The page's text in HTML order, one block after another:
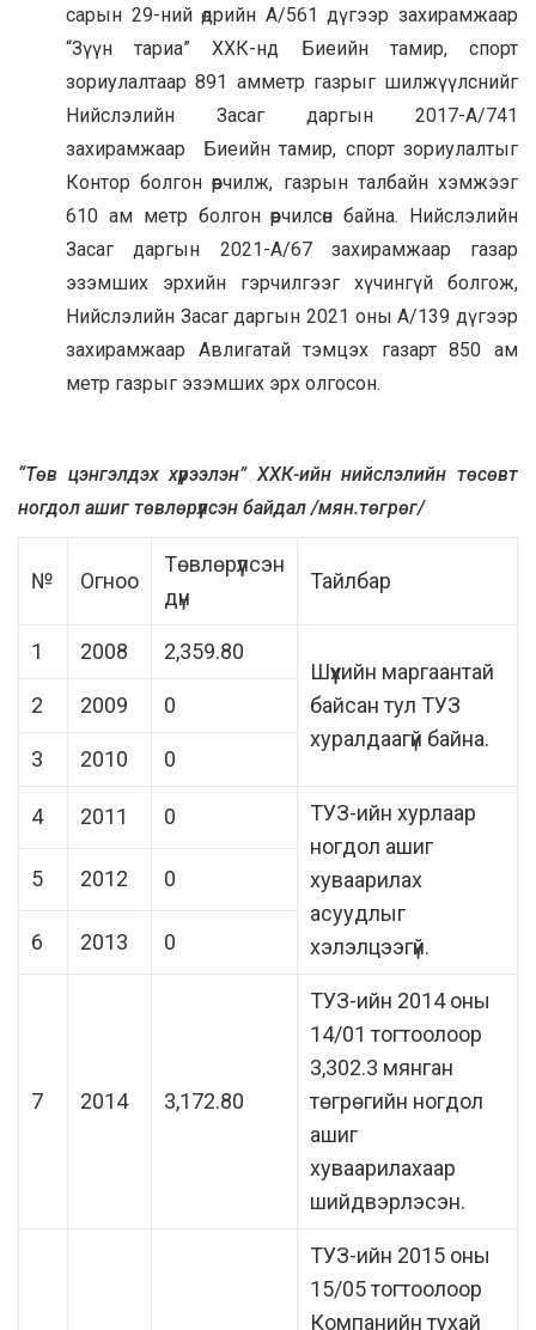
сарын 29-ний өдрийн А/561 дүгээр захирамжаар
“Зүүн тариа” ХХК-нд Биеийн тамир, спорт
зориулалтаар 891 амметр газрыг шилжүүлснийг
Нийслэлийн Засаг даргын 2017-А/741
захирамжаар Биеийн тамир, спорт зориулалтыг
Контор болгон өөрчилж, газрын талбайн хэмжээг
610 ам метр болгон өөрчилсөн байна. Нийслэлийн
Засаг даргын 2021-А/67 захирамжаар газар
эзэмших эрхийн гэрчилгээг хүчингүй болгож,
Нийслэлийн Засаг даргын 2021 оны А/139 дүгээр
захирамжаар Авлигатай тэмцэх газарт 850 ам
метр газрыг эзэмших эрх олгосон.
“Төв цэнгэлдэх хүрээлэн” ХХК-ийн нийслэлийн төсөвт
ногдол ашиг төвлөрүүлсэн байдал /мян.төгрөг/
№ Огноо
Төвлөрүүлсэн
дүн
Тайлбар
1 2008
2,359.80
Шүүхийн маргаантай
байсан тул ТУЗ
хуралдаагүй байна.
2 2009 0
3 2010 0
4 2011 0
ТУЗ-ийн хурлаар
ногдол ашиг
хуваарилах
асуудлыг
хэлэлцээгүй.
5 2012 0
6 2013 0
7 2014 3,172.80
ТУЗ-ийн 2014 оны
14/01 тогтоолоор
3,302.3 мянган
төгрөгийн ногдол
ашиг
хуваарилахаар
шийдвэрлэсэн.
ТУЗ-ийн 2015 оны
15/05 тогтоолоор
Компанийн тухай